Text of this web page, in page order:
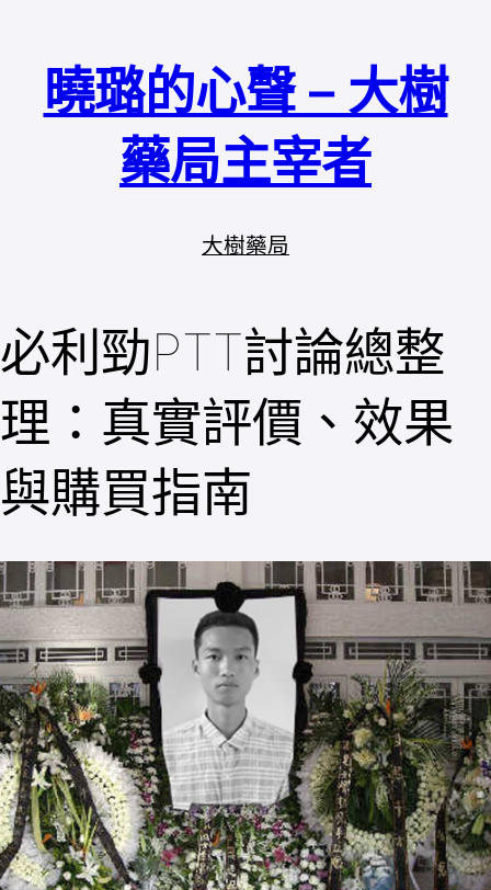
曉璐的心聲 – 大樹
藥局主宰者
大樹藥局
必利勁PTT討論總整
理：真實評價、效果
與購買指南